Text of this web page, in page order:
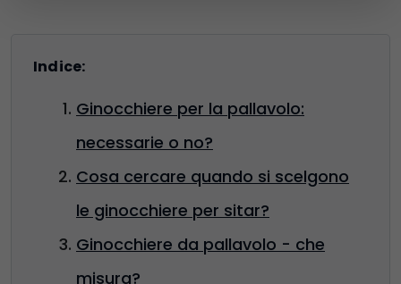
Indice:
Ginocchiere per la pallavolo:
necessarie o no?
Cosa cercare quando si scelgono
le ginocchiere per sitar?
Ginocchiere da pallavolo - che
misura?